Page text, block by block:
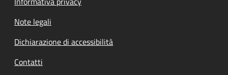
Note legali
Dichiarazione di accessibilità
Contatti